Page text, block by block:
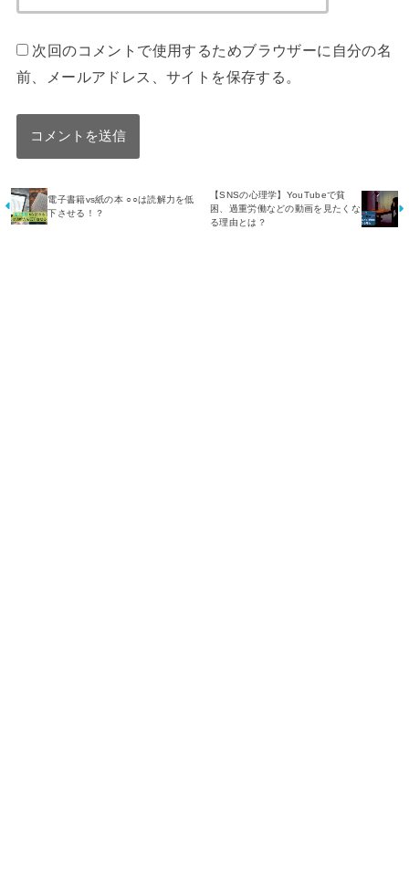
次回のコメントで使用するためブラウザーに自分の名
前、メールアドレス、サイトを保存する。
電子書籍vs紙の本 ○○は読解力を低
下させる！？
【SNSの心理学】YouTubeで貧
困、過重労働などの動画を見たくな
る理由とは？